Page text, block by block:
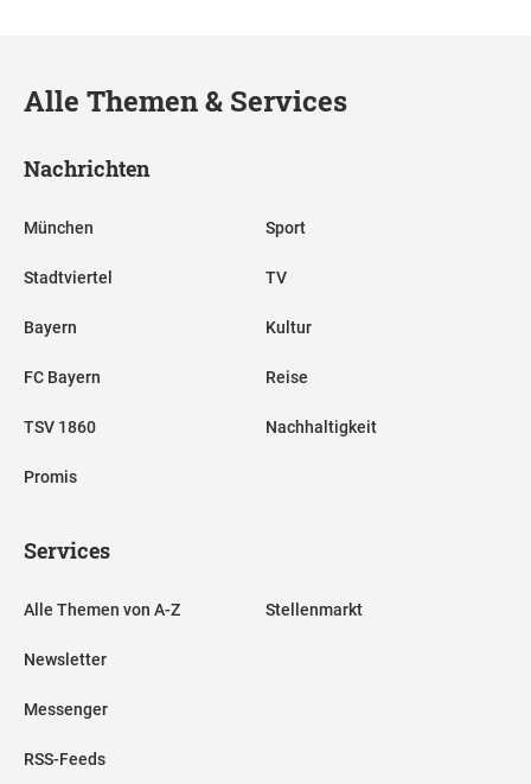
Alle Themen & Services
Nachrichten
München
Stadtviertel
Bayern
FC Bayern
TSV 1860
Promis
Sport
TV
Kultur
Reise
Nachhaltigkeit
Services
Alle Themen von A-Z
Newsletter
Messenger
RSS-Feeds
Stellenmarkt